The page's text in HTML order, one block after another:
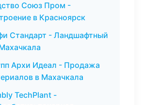
Союз Пром -
в Красноярск
Стандарт - Ландшафтный
Архи Идеал - Продажа
в Махачкала
TechPlant -